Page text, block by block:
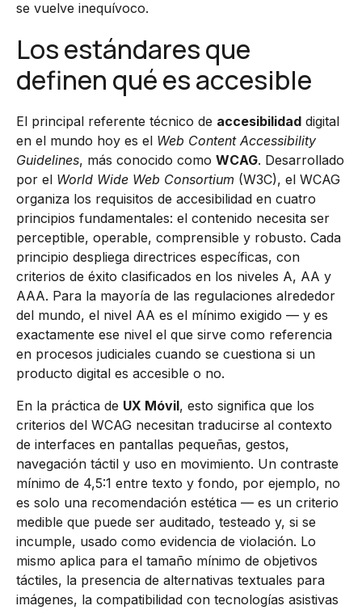
se vuelve inequívoco.
Los estándares que
definen qué es accesible
El principal referente técnico de accesibilidad digital
en el mundo hoy es el Web Content Accessibility
Guidelines, más conocido como WCAG. Desarrollado
por el World Wide Web Consortium (W3C), el WCAG
organiza los requisitos de accesibilidad en cuatro
principios fundamentales: el contenido necesita ser
perceptible, operable, comprensible y robusto. Cada
principio despliega directrices específicas, con
criterios de éxito clasificados en los niveles A, AA y
AAA. Para la mayoría de las regulaciones alrededor
del mundo, el nivel AA es el mínimo exigido — y es
exactamente ese nivel el que sirve como referencia
en procesos judiciales cuando se cuestiona si un
producto digital es accesible o no.
En la práctica de UX Móvil, esto significa que los
criterios del WCAG necesitan traducirse al contexto
de interfaces en pantallas pequeñas, gestos,
navegación táctil y uso en movimiento. Un contraste
mínimo de 4,5:1 entre texto y fondo, por ejemplo, no
es solo una recomendación estética — es un criterio
medible que puede ser auditado, testeado y, si se
incumple, usado como evidencia de violación. Lo
mismo aplica para el tamaño mínimo de objetivos
táctiles, la presencia de alternativas textuales para
imágenes, la compatibilidad con tecnologías asistivas